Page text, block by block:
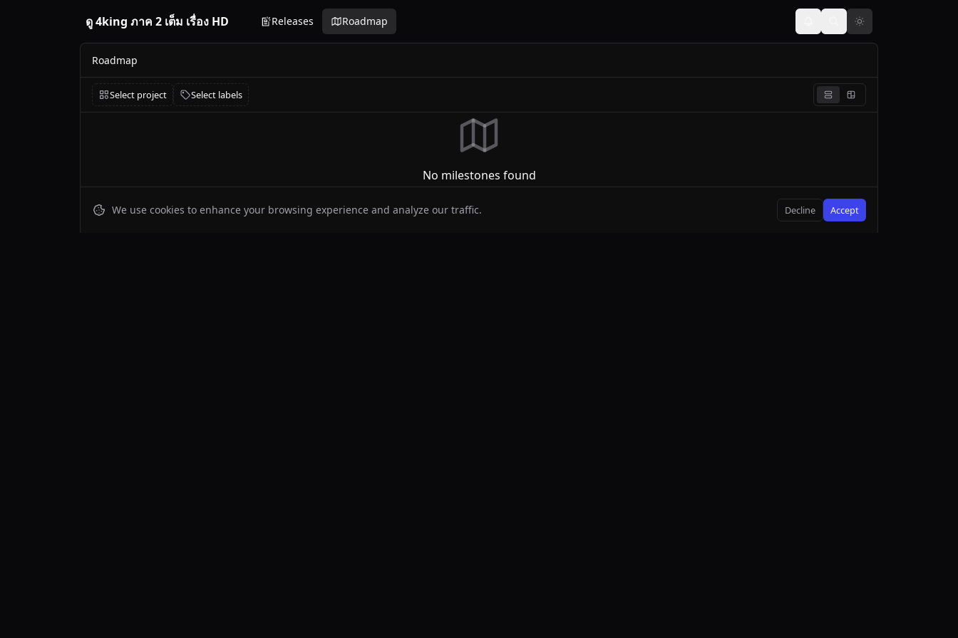
ดู 4king ภาค 2 เต็ม เรื่อง HD Releases Roadmap
Roadmap
Select project Select labels
No milestones found
We use cookies to enhance your browsing experience and analyze our traffic. Decline Accept